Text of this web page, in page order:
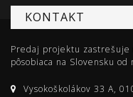
KONTAKT
Predaj projektu zastrešuje
pôsobiaca na Slovensku od
Vysokoškolákov 33 A,